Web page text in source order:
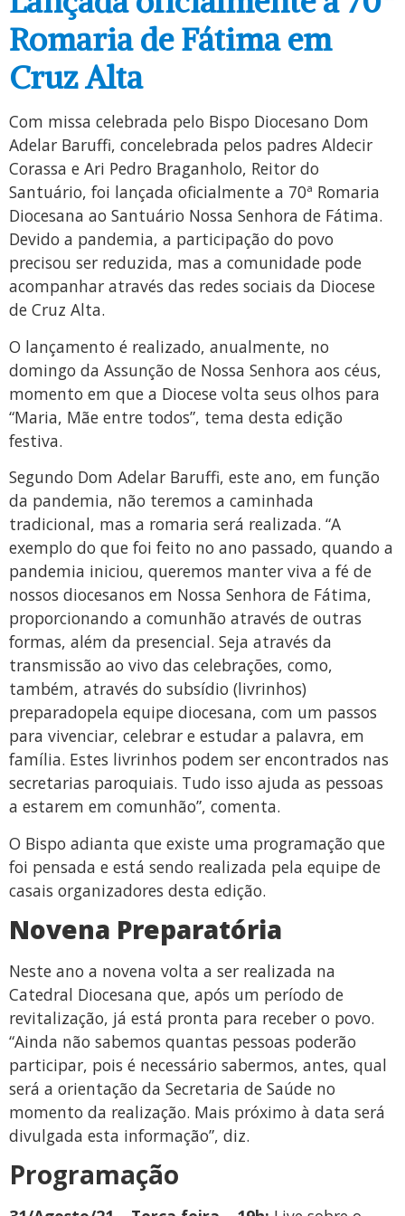
Romaria de Fátima em
Cruz Alta
Com missa celebrada pelo Bispo Diocesano Dom
Adelar Baruffi, concelebrada pelos padres Aldecir
Corassa e Ari Pedro Braganholo, Reitor do
Santuário, foi lançada oficialmente a 70ª Romaria
Diocesana ao Santuário Nossa Senhora de Fátima.
Devido a pandemia, a participação do povo
precisou ser reduzida, mas a comunidade pode
acompanhar através das redes sociais da Diocese
de Cruz Alta.
O lançamento é realizado, anualmente, no
domingo da Assunção de Nossa Senhora aos céus,
momento em que a Diocese volta seus olhos para
“Maria, Mãe entre todos”, tema desta edição
festiva.
Segundo Dom Adelar Baruffi, este ano, em função
da pandemia, não teremos a caminhada
tradicional, mas a romaria será realizada. “A
exemplo do que foi feito no ano passado, quando a
pandemia iniciou, queremos manter viva a fé de
nossos diocesanos em Nossa Senhora de Fátima,
proporcionando a comunhão através de outras
formas, além da presencial. Seja através da
transmissão ao vivo das celebrações, como,
também, através do subsídio (livrinhos)
preparadopela equipe diocesana, com um passos
para vivenciar, celebrar e estudar a palavra, em
família. Estes livrinhos podem ser encontrados nas
secretarias paroquiais. Tudo isso ajuda as pessoas
a estarem em comunhão”, comenta.
O Bispo adianta que existe uma programação que
foi pensada e está sendo realizada pela equipe de
casais organizadores desta edição.
Novena Preparatória
Neste ano a novena volta a ser realizada na
Catedral Diocesana que, após um período de
revitalização, já está pronta para receber o povo.
“Ainda não sabemos quantas pessoas poderão
participar, pois é necessário sabermos, antes, qual
será a orientação da Secretaria de Saúde no
momento da realização. Mais próximo à data será
divulgada esta informação”, diz.
Programação